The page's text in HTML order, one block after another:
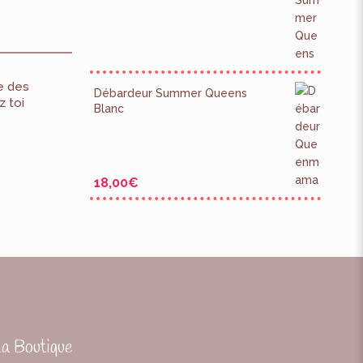
des
toi
Débardeur Summer Queens
Blanc
18,00€
Boutique